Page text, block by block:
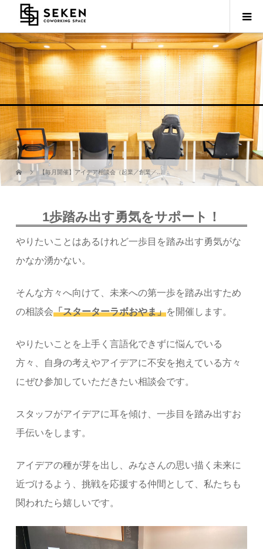
【毎月開催】アイデア相談会（起業／創業／...
1歩踏み出す勇気をサポート！
やりたいことはあるけれど一歩目を踏み出す勇気がな
かなか湧かない。
そんな方々へ向けて、未来への第一歩を踏み出すため
の相談会「スターターラボおやま」を開催します。
やりたいことを上手く言語化できずに悩んでいる
方々、自身の考えやアイデアに不安を抱えている方々
にぜひ参加していただきたい相談会です。
スタッフがアイデアに耳を傾け、一歩目を踏み出すお
手伝いをします。
アイデアの種が芽を出し、みなさんの思い描く未来に
近づけるよう、挑戦を応援する仲間として、私たちも
関われたら嬉しいです。